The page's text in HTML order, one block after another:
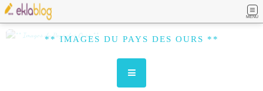
MENU
** IMAGES DU PAYS DES OURS **